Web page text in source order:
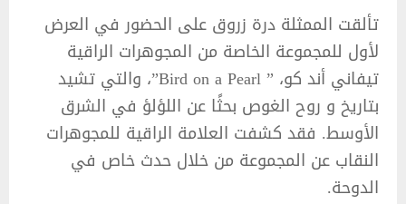
تألقت الممثلة درة زروق على الحضور في العرض
لأول للمجموعة الخاصة من المجوهرات الراقية
تيفاني أند كو، ” Bird on a Pearl”، والتي تشيد
بتاريخ و روح الغوص بحثًا عن اللؤلؤ في الشرق
الأوسط. فقد كشفت العلامة الراقية للمجوهرات
النقاب عن المجموعة من خلال حدث خاص في
الدوحة.